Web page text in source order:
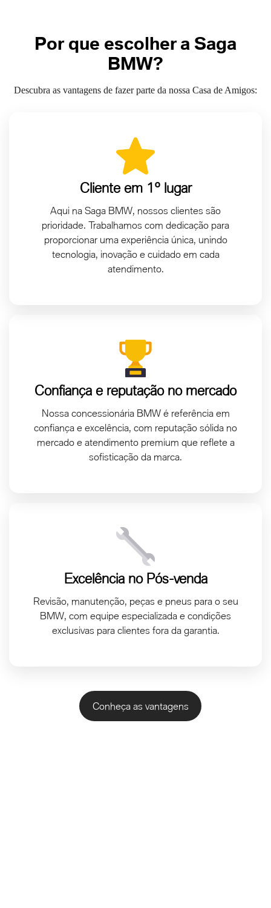
Por que escolher a Saga
BMW?
Descubra as vantagens de fazer parte da nossa Casa de Amigos:
Cliente em 1º lugar
Aqui na Saga BMW, nossos clientes são
prioridade. Trabalhamos com dedicação para
proporcionar uma experiência única, unindo
tecnologia, inovação e cuidado em cada
atendimento.
Confiança e reputação no mercado
Nossa concessionária BMW é referência em
confiança e excelência, com reputação sólida no
mercado e atendimento premium que reflete a
sofisticação da marca.
Excelência no Pós-venda
Revisão, manutenção, peças e pneus para o seu
BMW, com equipe especializada e condições
exclusivas para clientes fora da garantia.
Conheça as vantagens